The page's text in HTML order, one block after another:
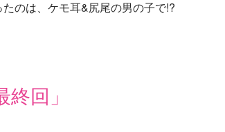
のは、ケモ耳&尻尾の男の子で!?
回」